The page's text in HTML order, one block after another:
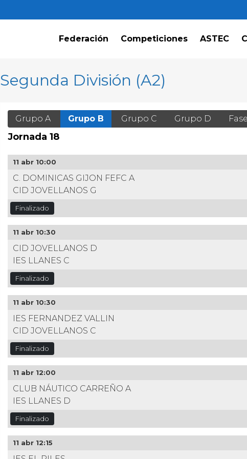
Federación Competiciones ASTEC
Segunda División (A2)
Grupo A Grupo B Grupo C Grupo D
Jornada 18
11 abr 10:00
C. DOMINICAS GIJON FEFC A
CID JOVELLANOS G
Finalizado
11 abr 10:30
CID JOVELLANOS D
IES LLANES C
Finalizado
11 abr 10:30
IES FERNANDEZ VALLIN
CID JOVELLANOS C
Finalizado
11 abr 12:00
CLUB NÁUTICO CARREÑO A
IES LLANES D
Finalizado
11 abr 12:15